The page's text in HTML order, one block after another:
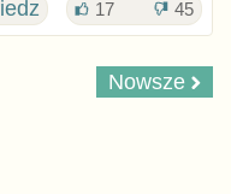
17 45
Nowsze